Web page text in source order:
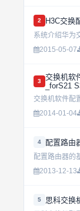
2 H3C交换
2015-05-07
3
交换机软
_forS21
2014-01-04
4 配置路由
2013-12-13
5 思科交换